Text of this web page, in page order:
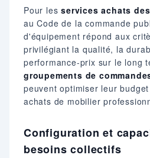
Pour lesservices achats
au Code de la commande
d'équipement répond aux
privilégiant la qualité, la
performance-prix sur le long
groupements de
peuvent optimiser leur
achats de mobilier
Configuration et
besoins collectifs